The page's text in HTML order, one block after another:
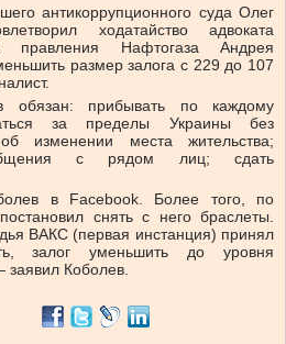
антикоррупционного суда Олег
ходатайство адвоката
правления Нафтогаза Андрея
размер залога с 229 до 107
обязан: прибывать по каждому
за пределы Украины без
изменении места жительства;
с рядом лиц; сдать
в Facebook. Более того, по
снять с него браслеты.
ВАКС (первая инстанция) принял
залог уменьшить до уровня
заявил Коболев.